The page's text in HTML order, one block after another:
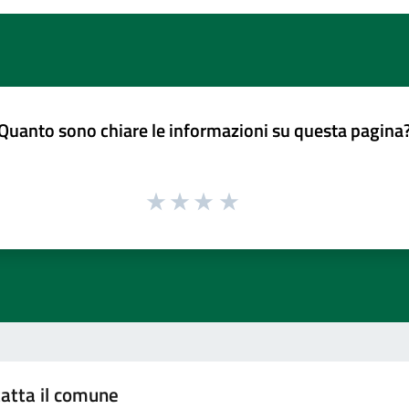
sono chiare le informazioni su questa
il comune